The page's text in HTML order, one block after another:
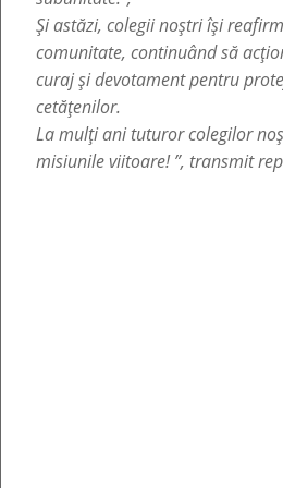
Și astăzi, colegii noștri își
comunitate, continuând să
curaj și devotament pentru
cetățenilor.
La mulți ani tuturor colegilor
misiunile viitoare! ”, transmit